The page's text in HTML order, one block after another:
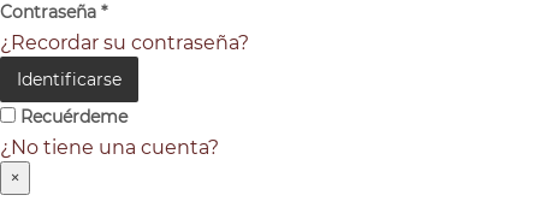
Contraseña *
¿Recordar su contraseña?
Identificarse
Recuérdeme
¿No tiene una cuenta?
×